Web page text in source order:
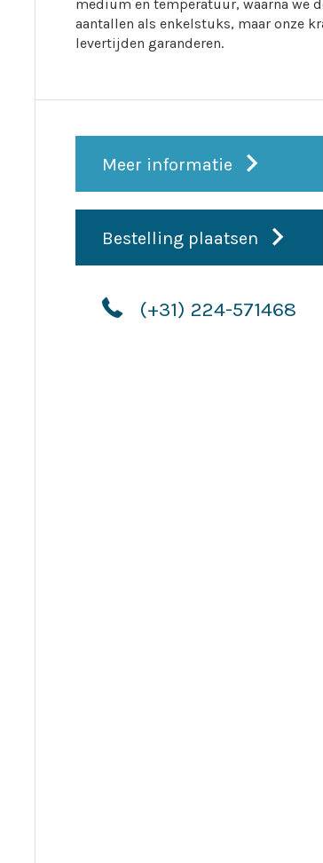
medium en temperatuur, waarna we
aantallen als enkelstuks, maar onze
levertijden garanderen.
Meer informatie
Bestelling plaatsen
(+31) 224-571468